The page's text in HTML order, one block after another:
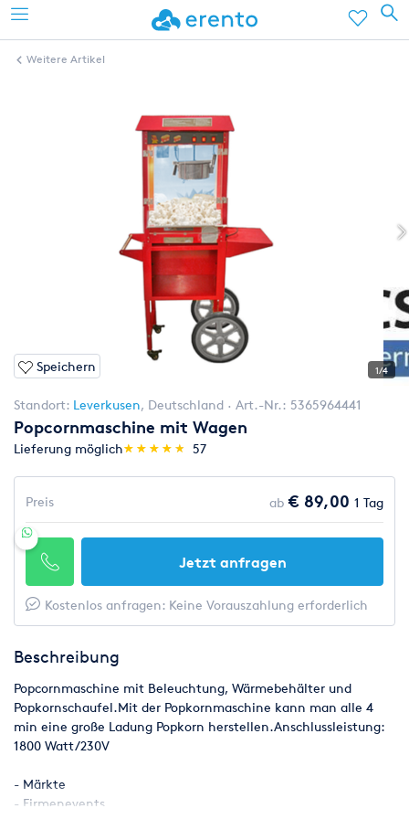
Weitere Artikel
Speichern 1/4
Standort: Leverkusen, Deutschland Art.-Nr.: 5365964441
Popcornmaschine mit Wagen
Lieferung möglich(*)
★
★
(*)★
★
(*) ★
★
(*) ★
★
(*) ★
★ 57
Preis ab € 89,00 1 Tag
Jetzt anfragen
Kostenlos anfragen: Keine Vorauszahlung erforderlich
Beschreibung
Popcornmaschine mit Beleuchtung, Wärmebehälter und
Popkornschaufel.Mit der Popkornmaschine kann man alle 4
min eine große Ladung Popkorn herstellen.Anschlussleistung:
1800 Watt/230V
- Märkte
- Firmenevents